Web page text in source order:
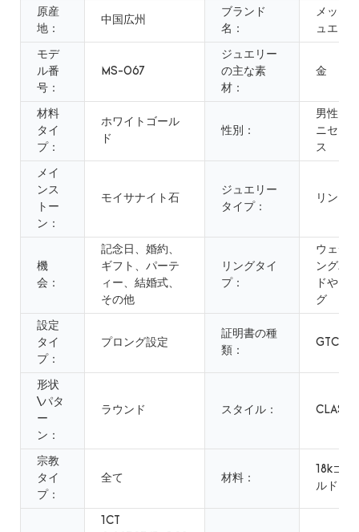
原産
地：
中国広州
ブランド
名：
メッシ
ュエリ
モデ
ル番
号：
MS-067
ジュエリー
の主な素
材：
金
材料
タイ
プ：
ホワイトゴール
ド
性別：
男性、
ニセッ
ス
メイ
ンス
トー
ン：
モイサナイト石
ジュエリー
タイプ：
リング
機
会：
記念日、婚約、
ギフト、パーテ
ィー、結婚式、
その他
リングタイ
プ：
ウェデ
ングバ
ドやリ
グ
設定
タイ
プ：
プロング設定
証明書の種
類：
GTC
形状
\パタ
ー
ン：
ラウンド スタイル：
宗教
タイ
プ：
全て 材料：
18kゴー
ルド
1CT